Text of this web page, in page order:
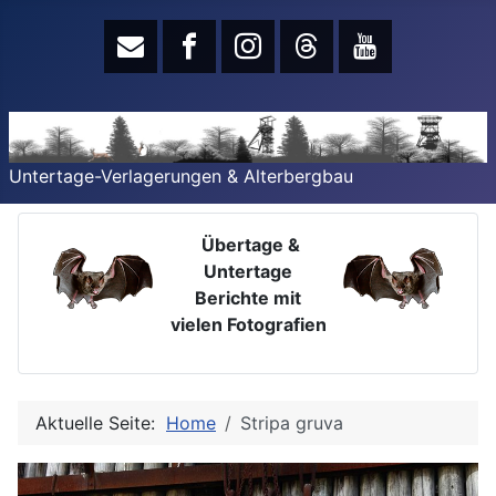
Untertage-Verlagerungen & Alterbergbau
Übertage &
Untertage
Berichte mit
vielen Fotografien
Aktuelle Seite: Home Stripa gruva